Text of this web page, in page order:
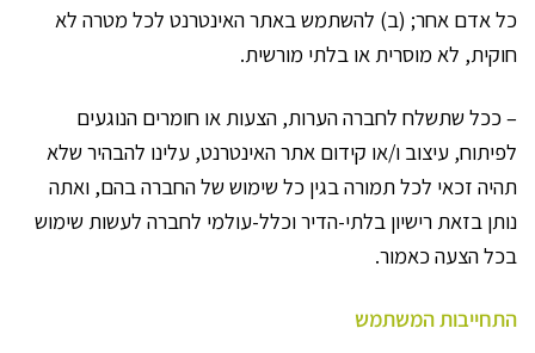
כל אדם אחר; (ב) להשתמש באתר האינטרנט לכל מטרה לא
חוקית, לא מוסרית או בלתי מורשית.
– ככל שתשלח לחברה הערות, הצעות או חומרים הנוגעים
לפיתוח, עיצוב ו/או קידום אתר האינטרנט, עלינו להבהיר שלא
תהיה זכאי לכל תמורה בגין כל שימוש של החברה בהם, ואתה
נותן בזאת רישיון בלתי-הדיר וכלל-עולמי לחברה לעשות שימוש
בכל הצעה כאמור.
התחייבות המשתמש